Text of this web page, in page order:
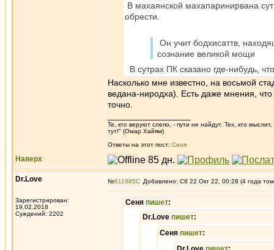
В махаянской махапаринирвана
обрести.
Он учит бодхисаттв,
сознание великой мощи
В сутрах ПК сказано где-нибудь,
Насколько мне известно, на восьмой
ведана-ниродха). Есть даже мнения,
точно.
Те, кто веруют слепо, - пути не найдут. Тех, кто
тут!" (Омар Хайям)
Ответы на этот пост: Сеня
Наверх
Dr.Love
Зарегистрирован:
19.02.2018
Суждений: 2202
№611985 Добавлено: Сб 22 Окт 22, 00:28 (4 года
Сеня пишет:
Dr.Love пишет:
Сеня пишет: